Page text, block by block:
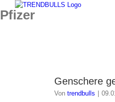
Inhalt
Pfizer
Genschere
Von trendbulls